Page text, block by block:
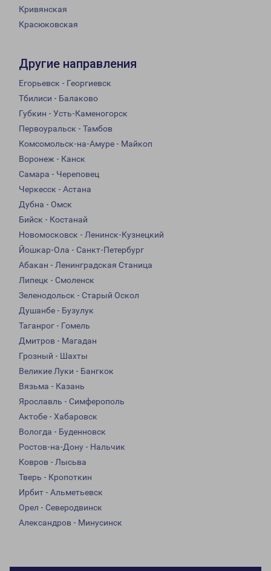
Кривянская
Красюковская
Другие направления
Егорьевск - Георгиевск
Тбилиси - Балаково
Губкин - Усть-Каменогорск
Первоуральск - Тамбов
Комсомольск-на-Амуре - Майкоп
Воронеж - Канск
Самара - Череповец
Черкесск - Астана
Дубна - Омск
Бийск - Костанай
Новомосковск - Ленинск-Кузнецкий
Йошкар-Ола - Санкт-Петербург
Абакан - Ленинградская Станица
Липецк - Смоленск
Зеленодольск - Старый Оскол
Душанбе - Бузулук
Таганрог - Гомель
Дмитров - Магадан
Грозный - Шахты
Великие Луки - Бангкок
Вязьма - Казань
Ярославль - Симферополь
Актобе - Хабаровск
Вологда - Буденновск
Ростов-на-Дону - Нальчик
Ковров - Лысьва
Тверь - Кропоткин
Ирбит - Альметьевск
Орел - Северодвинск
Александров - Минусинск